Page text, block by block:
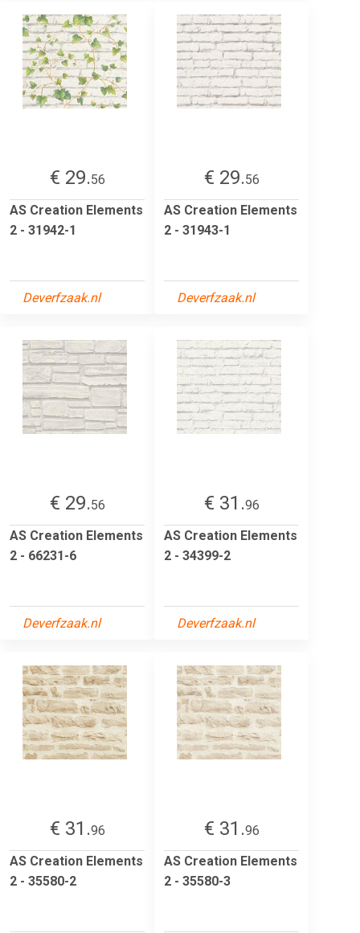
€ 29.56
AS Creation Elements
2 - 31942-1
Deverfzaak.nl
€ 29.56
AS Creation Elements
2 - 31943-1
Deverfzaak.nl
€ 29.56
AS Creation Elements
2 - 66231-6
Deverfzaak.nl
€ 31.96
AS Creation Elements
2 - 34399-2
Deverfzaak.nl
€ 31.96
AS Creation Elements
2 - 35580-2
€ 31.96
AS Creation Elements
2 - 35580-3